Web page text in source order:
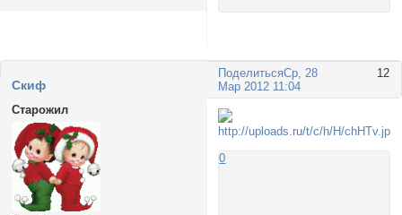
Поделиться 12
Ср, 28
Мар 2012 11:04
Cкиф
Старожил
0